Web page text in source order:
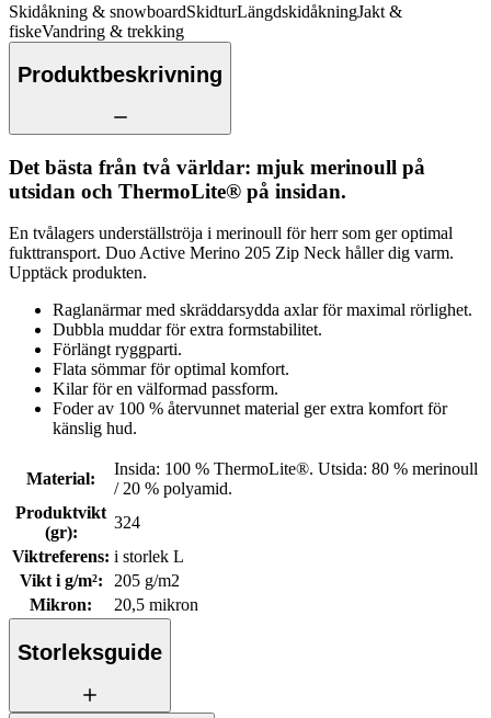
Skidåkning & snowboardSkidturLängdskidåkningJakt &
fiskeVandring & trekking
Produktbeskrivning
Det bästa från två världar: mjuk merinoull på
utsidan och ThermoLite® på insidan.
En tvålagers underställströja i merinoull för herr som ger optimal
fukttransport. Duo Active Merino 205 Zip Neck håller dig varm.
Upptäck produkten.
Raglanärmar med skräddarsydda axlar för maximal rörlighet.
Dubbla muddar för extra formstabilitet.
Förlängt ryggparti.
Flata sömmar för optimal komfort.
Kilar för en välformad passform.
Foder av 100 % återvunnet material ger extra komfort för
känslig hud.
Material:
Insida: 100 % ThermoLite®. Utsida: 80 % merinoull
/ 20 % polyamid.
Produktvikt
(gr):
324
Viktreferens: i storlek L
Vikt i g/m²:
205 g/m2
Mikron: 20,5 mikron
Storleksguide